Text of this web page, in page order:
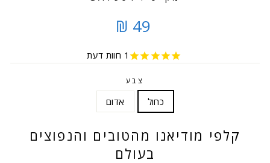
49 ₪
1 חוות דעת
צבע
כחול אדום
קלפי מודיאנו מהטובים והנפוצים
בעולם